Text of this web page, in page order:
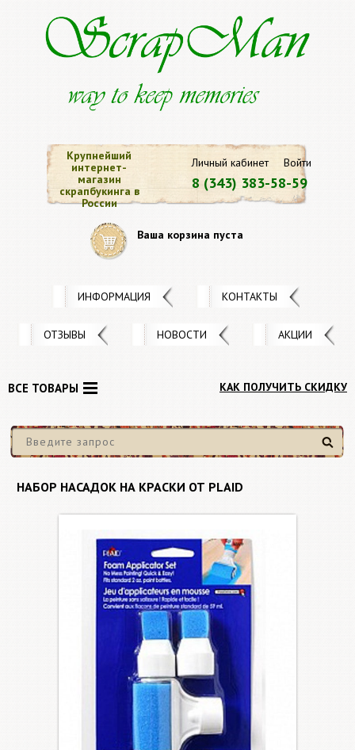
Личный кабинет Войти
8 (343) 383-58-59
Крупнейший
интернет-
магазин
скрапбукинга в
России
Ваша корзина пуста
ИНФОРМАЦИЯ КОНТАКТЫ
ОТЗЫВЫ НОВОСТИ АКЦИИ
КАК ПОЛУЧИТЬ СКИДКУ
Найти
ВСЕ ТОВАРЫ
НАБОР НАСАДОК НА КРАСКИ ОТ PLAID